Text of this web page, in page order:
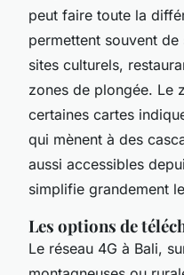
peut faire toute la
permettent souvent
sites culturels,
zones de plongée. Le
certaines cartes
qui mènent à des
aussi accessibles
simplifie grandement
Les options de
Le réseau 4G à Bali,